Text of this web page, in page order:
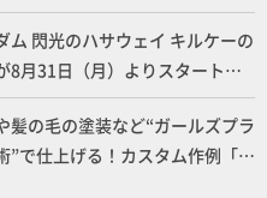
インタビュー！
ム 閃光のハサウェイ キルケーの
8月31日（月）よりスタート！
占配信
髪の毛の塗装など“ガールズプラ
”で仕上げる！カスタム作例「白